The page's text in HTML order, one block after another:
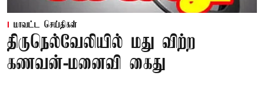
மாவட்ட செய்திகள்
திருநெல்வேலியில் மது விற்ற
கணவன்-மனைவி கைது